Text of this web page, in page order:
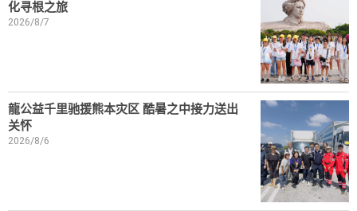
化寻根之旅
2026/8/7
龍公益千里驰援熊本灾区 酷暑之中接力送出
关怀
2026/8/6